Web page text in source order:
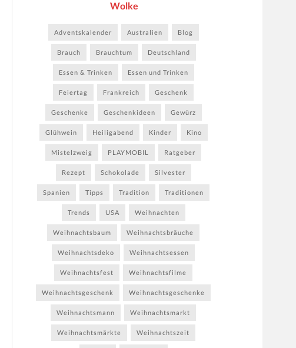
Wolke
Adventskalender Australien Blog
Brauch Brauchtum Deutschland
Essen & Trinken Essen und Trinken
Feiertag Frankreich Geschenk
Geschenke Geschenkideen Gewürz
Glühwein Heiligabend Kinder Kino
Mistelzweig PLAYMOBIL Ratgeber
Rezept Schokolade Silvester
Spanien Tipps Tradition Traditionen
Trends USA Weihnachten
Weihnachtsbaum Weihnachtsbräuche
Weihnachtsdeko Weihnachtsessen
Weihnachtsfest Weihnachtsfilme
Weihnachtsgeschenk Weihnachtsgeschenke
Weihnachtsmann Weihnachtsmarkt
Weihnachtsmärkte Weihnachtszeit